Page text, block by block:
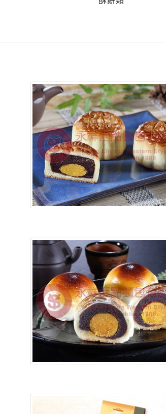
含稅底價:
含稅底價: